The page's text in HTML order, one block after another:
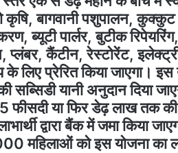
बागवानी पशुपालन,
ब्यूटी पार्लर, बुटीक
प्लंबर, कैंटीन, रेस्टोरेंट,
लिए प्रेरित किया जाएगा।
यानी अनुदान दिया
फीसदी या फिर डेढ़ लाख तक
द्वारा बैंक में जमा किया
2000 महिलाओं को इस योजना